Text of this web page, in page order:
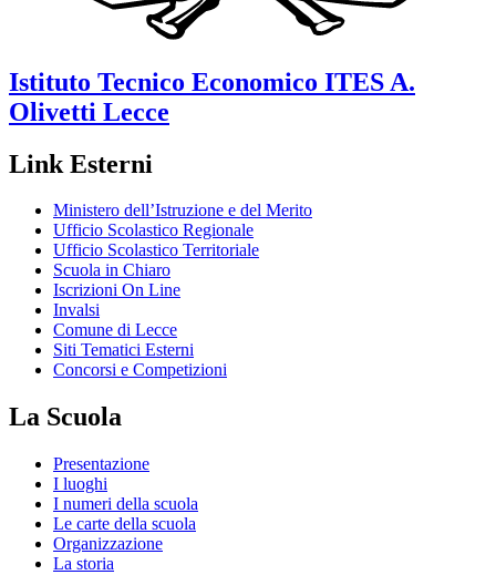
Istituto Tecnico Economico ITES A.
Olivetti Lecce
Link Esterni
Ministero dell’Istruzione e del Merito
Ufficio Scolastico Regionale
Ufficio Scolastico Territoriale
Scuola in Chiaro
Iscrizioni On Line
Invalsi
Comune di Lecce
Siti Tematici Esterni
Concorsi e Competizioni
La Scuola
Presentazione
I luoghi
I numeri della scuola
Le carte della scuola
Organizzazione
La storia